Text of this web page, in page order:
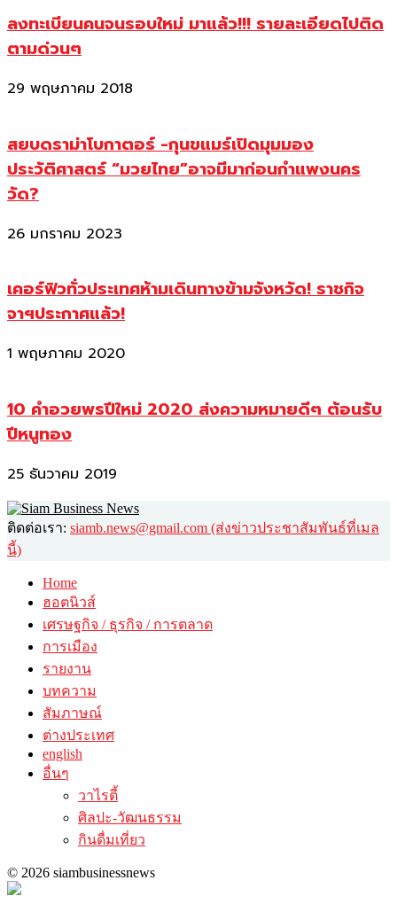
ลงทะเบียนคนจนรอบใหม่ มาแล้ว!!! รายละเอียดไปติด
ตามด่วนๆ
29 พฤษภาคม 2018
สยบดราม่าโบกาตอร์ -กุนขแมร์เปิดมุมมอง
ประวัติศาสตร์ “มวยไทย”อาจมีมาก่อนกำแพงนคร
วัด?
26 มกราคม 2023
เคอร์ฟิวทั่วประเทศห้ามเดินทางข้ามจังหวัด! ราชกิจ
จาฯประกาศแล้ว!
1 พฤษภาคม 2020
10 คำอวยพรปีใหม่ 2020 ส่งความหมายดีๆ ต้อนรับ
ปีหนูทอง
25 ธันวาคม 2019
ติดต่อเรา: siamb.news@gmail.com (ส่งข่าวประชาสัมพันธ์ที่เมล
นี้)
Home
ฮอตนิวส์
เศรษฐกิจ / ธุรกิจ / การตลาด
การเมือง
รายงาน
บทความ
สัมภาษณ์
ต่างประเทศ
english
อื่นๆ
วาไรตี้
ศิลปะ-วัฒนธรรม
กินดื่มเที่ยว
© 2026 siambusinessnews